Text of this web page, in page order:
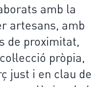
amb la
artesans, amb
de proximitat,
pròpia,
just i en clau de